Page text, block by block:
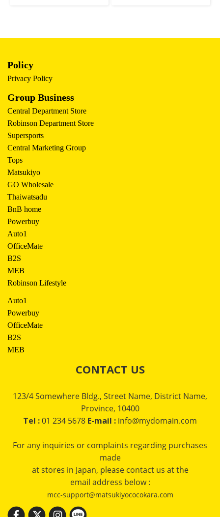
Policy
Privacy Policy
Group Business
Central Department Store
Robinson Department Store
Supersports
Central Marketing Group
Tops
Matsukiyo
GO Wholesale
Thaiwatsadu
BnB home
Powerbuy
Auto1
OfficeMate
B2S
MEB
Robinson Lifestyle
Auto1
Powerbuy
OfficeMate
B2S
MEB
CONTACT US
123/4 Somewhere Bldg., Street Name, District Name,
Province, 10400
Tel :01 234 5678 E-mail : info@mydomain.com
For any inquiries or complaints regarding purchases
made
at stores in Japan, please contact us at the
email address below :
mcc-support@matsukiyococokara.com